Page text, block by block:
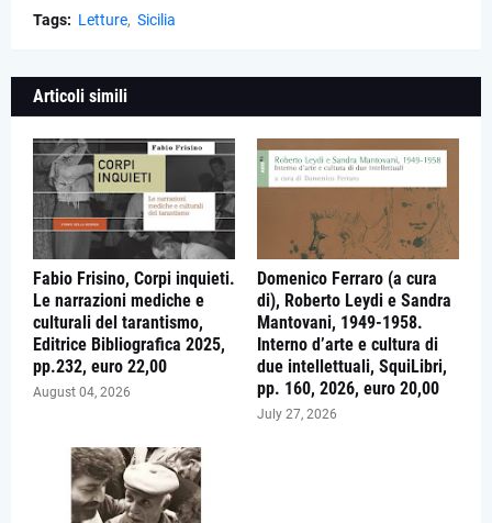
Tags: Letture Sicilia
Articoli simili
Fabio Frisino, Corpi inquieti.
Le narrazioni mediche e
culturali del tarantismo,
Editrice Bibliografica 2025,
pp.232, euro 22,00
August 04, 2026
Domenico Ferraro (a cura
di), Roberto Leydi e Sandra
Mantovani, 1949-1958.
Interno d’arte e cultura di
due intellettuali, SquiLibri,
pp. 160, 2026, euro 20,00
July 27, 2026